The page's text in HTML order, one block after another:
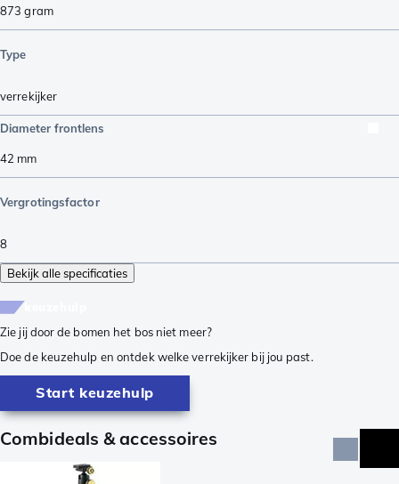
873 gram
Type
verrekijker
Diameter frontlens
42 mm
Vergrotingsfactor
8
Bekijk alle specificaties
Zie jij door de bomen het bos niet meer?
Doe de keuzehulp en ontdek welke verrekijker bij jou past.
Start keuzehulp
Combideals & accessoires